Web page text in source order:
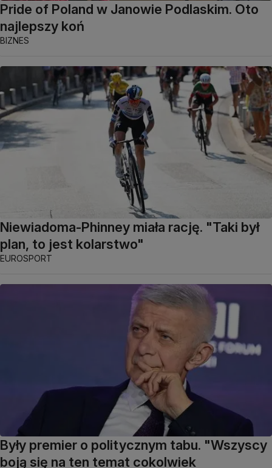
Pride of Poland w Janowie Podlaskim. Oto
najlepszy koń
BIZNES
Niewiadoma-Phinney miała rację. "Taki był
plan, to jest kolarstwo"
EUROSPORT
Były premier o politycznym tabu. "Wszyscy
boją się na ten temat cokolwiek